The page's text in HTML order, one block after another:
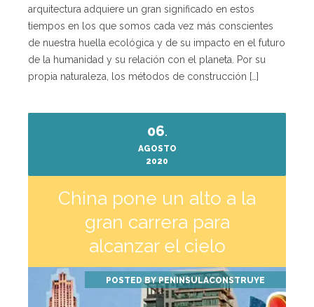
arquitectura adquiere un gran significado en estos
tiempos en los que somos cada vez más conscientes
de nuestra huella ecológica y de su impacto en el futuro
de la humanidad y su relación con el planeta. Por su
propia naturaleza, los métodos de construcción […]
06.
AGOSTO
2020
China pone un alto a la
gran carrera para
alcanzar el cielo
POSTED BYPENINSULACONSTRUYE